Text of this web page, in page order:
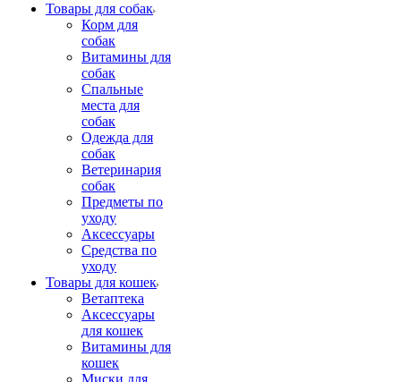
Товары для собак
Корм для
собак
Витамины для
собак
Спальные
места для
собак
Одежда для
собак
Ветеринария
собак
Предметы по
уходу
Аксессуары
Средства по
уходу
Товары для кошек
Ветаптека
Аксессуары
для кошек
Витамины для
кошек
Миски для